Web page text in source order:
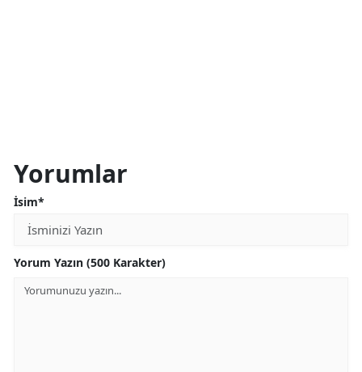
Yorumlar
İsim*
Yorum Yazın (500 Karakter)